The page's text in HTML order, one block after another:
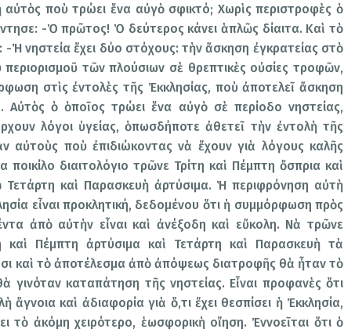
αὐτὸς ποὺ τρώει ἕνα αὐγὸ σφικτό; Χωρὶς περιστροφὲς ὁ
-Ὁ πρῶτος! Ὁ δεύτερος κάνει ἁπλῶς δίαιτα. Καὶ τὸ
-Ἡ νηστεία ἔχει δύο στόχους: τὴν ἄσκηση ἐγκρατείας στὸ
τῶν πλούσιων σὲ θρεπτικὲς οὐσίες τροφῶν,
στὶς ἐντολὲς τῆς Ἐκκλησίας, ποὺ ἀποτελεῖ ἄσκηση
Αὐτὸς ὁ ὁποῖος τρώει ἕνα αὐγὸ σὲ περίοδο νηστείας,
λόγοι ὑγείας, ὁπωσδήποτε ἀθετεῖ τὴν ἐντολὴ τῆς
αὐτοὺς ποὺ ἐπιδιώκοντας νὰ ἔχουν γιὰ λόγους καλῆς
ποικίλο διαιτολόγιο τρῶνε Τρίτη καὶ Πέμπτη ὄσπρια καὶ
Τετάρτη καὶ Παρασκευὴ ἀρτύσιμα. Ἡ περιφρόνηση αὐτὴ
εἶναι προκλητική, δεδομένου ὅτι ἡ συμμόρφωση πρὸς
ἀπὸ αὐτὴν εἶναι καὶ ἀνέξοδη καὶ εὔκολη. Νὰ τρῶνε
καὶ Πέμπτη ἀρτύσιμα καὶ Τετάρτη καὶ Παρασκευὴ τὰ
καὶ τὸ ἀποτέλεσμα ἀπὸ ἀπόψεως διατροφῆς θὰ ἦταν τὸ
γινόταν καταπάτηση τῆς νηστείας. Εἶναι προφανὲς ὅτι
ἄγνοια καὶ ἀδιαφορία γιὰ ὅ,τι ἔχει θεσπίσει ἡ Ἐκκλησία,
τὸ ἀκόμη χειρότερο, ἑωσφορικὴ οἴηση. Ἐννοεῖται ὅτι ὁ